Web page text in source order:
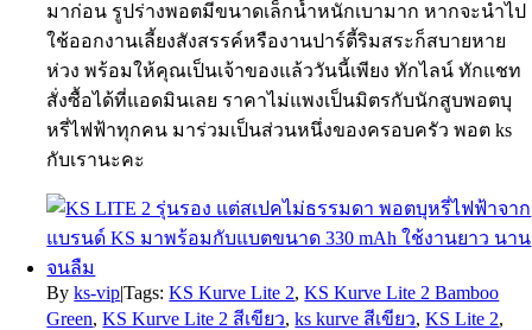
มาก่อน รูปร่างพอตมีขนาดเล็กน้ำหนักเบามาก หากจะนำไป
ใช้ออกงานเลี้ยงสังสรรค์หรืองานปาร์ตี้ริมสระก็สบายหาย
ห่วง พร้อมให้คุณเป็นเจ้าของแล้ววันนี้เพียง ทักไลน์ ทักแชท
สั่งซื้อได้ที่แอดมินเลย ราคาไม่แพงเป็นมิตรกับนักสูบพอตบุ
หรี่ไฟฟ้าทุกคน มาร่วมเป็นส่วนหนึ่งของครอบครัว พอต ks
กับเรานะคะ
Byks-vip|Tags:KS Kurve Lite 2,KS Kurve Lite 2 Bamboo
Green,KS Kurve Lite 2 สีเขียว,ks kurve สีเขียว,KS Lite 2,